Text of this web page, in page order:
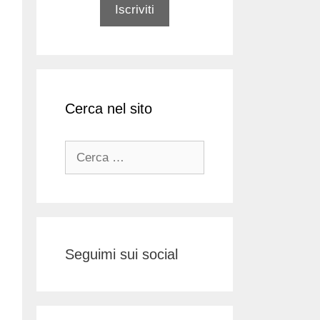
Cerca nel sito
Seguimi sui social